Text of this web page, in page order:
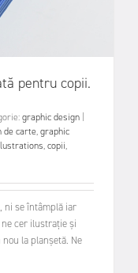
pentru copii.
graphic design
de carte,graphic
,copii,
ni se întâmplă iar
cer ilustrație și
la planșetă. Ne